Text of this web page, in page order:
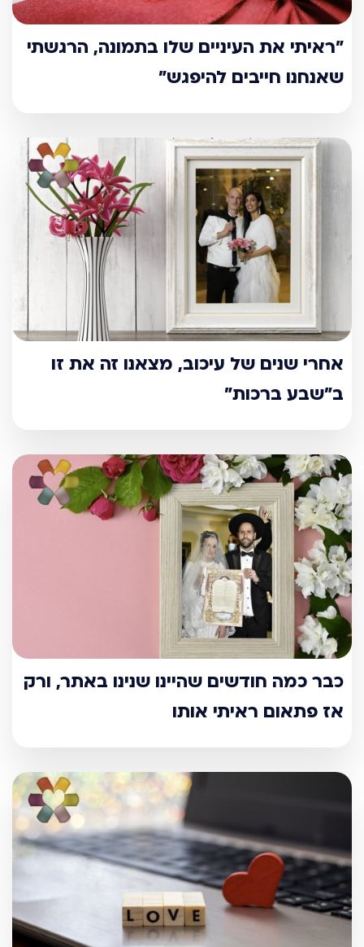
"ראיתי את העיניים שלו בתמונה, הרגשתי
שאנחנו חייבים להיפגש"
אחרי שנים של עיכוב, מצאנו זה את זו
ב"שבע ברכות"
כבר כמה חודשים שהיינו שנינו באתר, ורק
אז פתאום ראיתי אותו